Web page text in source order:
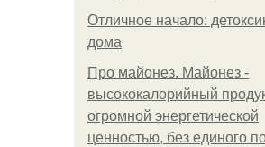
Отличное начало:
дома
Про майонез. Майонез -
высококалорийный
огромной энергетической
ценностью, без единого